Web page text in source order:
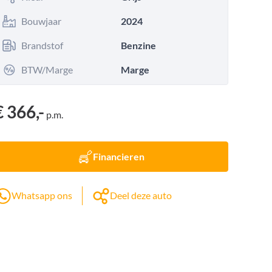
Bouwjaar 2024
Brandstof Benzine
BTW/Marge Marge
366,- p.m.
Financieren
Whatsapp ons Deel deze auto